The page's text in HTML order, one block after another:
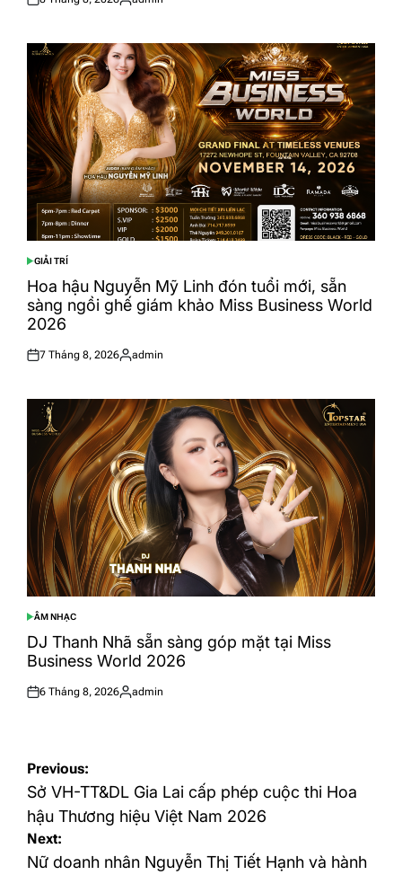
Posted
Posted
POSTED
IN
GIẢI TRÍ
Hoa hậu Nguyễn Mỹ Linh đón tuổi mới, sẵn
sàng ngồi ghế giám khảo Miss Business World
2026
Posted
7 Tháng 8, 2026
Posted
admin
POSTED
IN
ÂM NHẠC
DJ Thanh Nhã sẵn sàng góp mặt tại Miss
Business World 2026
Posted
6 Tháng 8, 2026
Posted
admin
Điều
hướng
bài
viết
Previous:
Sở VH-TT&DL Gia Lai cấp phép cuộc thi Hoa
hậu Thương hiệu Việt Nam 2026
Next:
Nữ doanh nhân Nguyễn Thị Tiết Hạnh và hành